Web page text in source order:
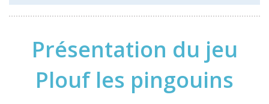
Présentation du jeu
Plouf les pingouins